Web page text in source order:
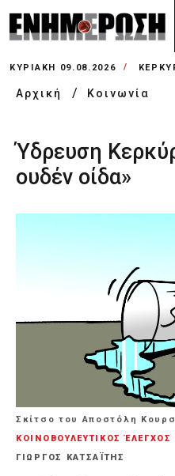
ΚΥΡΙΑΚΉ 09.08.2026
Αρχική Κοινωνία
Ύδρευση
ουδέν οίδα»
Σκίτσο του Αποστόλη
ΚΟΙΝΟΒΟΥΛΕΥΤΙΚΟΣ ΈΛΕΓΧΟΣ
ΓΙΩΡΓΟΣ ΚΑΤΣΑΪΤΗΣ